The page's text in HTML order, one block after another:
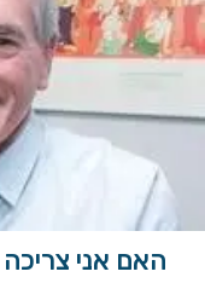
האם אני